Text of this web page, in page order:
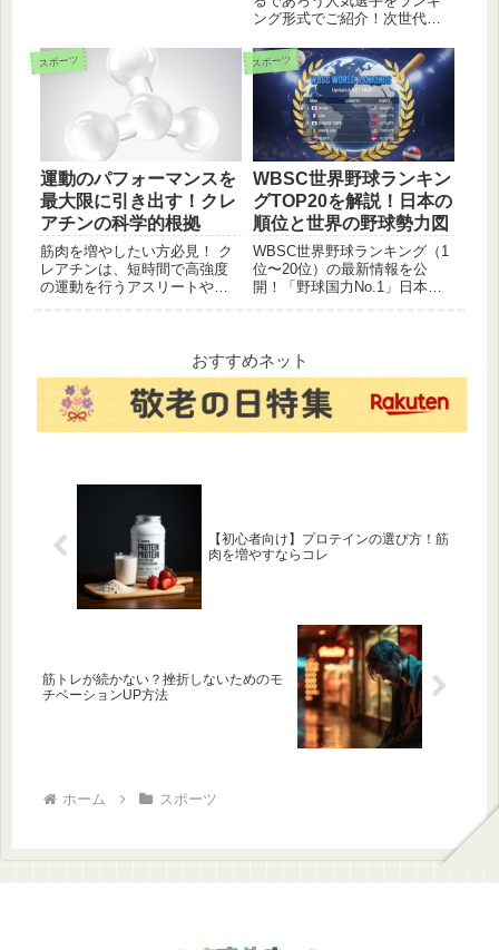
ング形式でご紹介！次世代の
ックしよう！
スポーツ
運動のパフォーマンスを
最大限に引き出す！クレ
アチンの科学的根拠
筋肉を増やしたい方必見！ ク
レアチンは、短時間で高強度
の運動を行うアスリートや、
スポーツ
WBSC世界野球ランキン
グTOP20を解説！日本の
順位と世界の野球勢力図
WBSC世界野球ランキング（1
位〜20位）の最新情報を公
開！「野球国力No.1」日本の
わる世界の野球勢力図をチェ
ック。
おすすめネット
【初心者向け】プロテインの選び方！筋
肉を増やすならコレ
筋トレが続かない？挫折しないためのモ
チベーションUP方法
ホーム スポーツ